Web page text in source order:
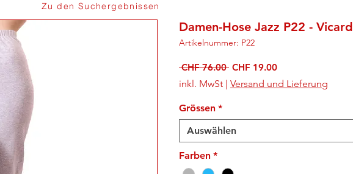
Damen-Hose Jazz P22 - Vicard
Artikelnummer: P22
CHF 76.00 Standardpreis
CHF 19.00Sale-
Preis
inkl. MwSt | Versand und Lieferung
Grössen *
Auswählen
Farben *
Zu den Suchergebnissen